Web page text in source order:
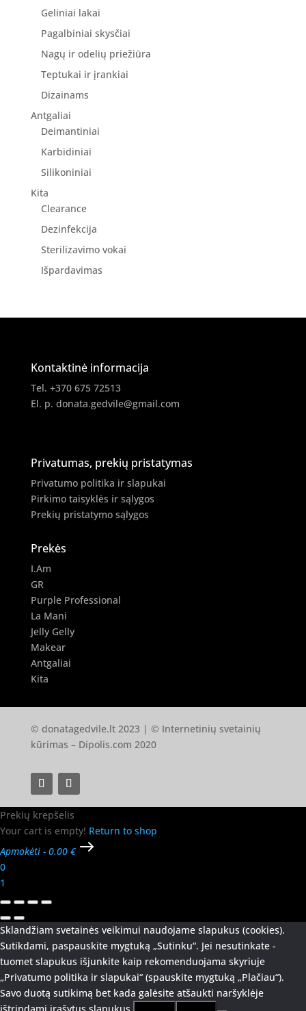
Geliniai lakai
Pagalbiniai skysčiai
Nagų ir odelių priežiūra
Teptukai ir įrankiai
Dizainams
Antgaliai
Deimantiniai
Karbidiniai
Silikoniniai
Kita
Clearance
Dezinfekcija
Sterilizavimo vokai
Išpardavimas
Kontaktinė informacija
Tel. +370 675 72513
El. p. donata.gedvile@gmail.com
Privatumas, prekių pristatymas
Privatumo politika ir slapukai
Pirkimo taisyklės ir sąlygos
Prekių pristatymo sąlygos
Prekės
I.Am
GR
Purple Professional
La Mani
Jelly Gelly
Makear
Antgaliai
Kita
© donatagedvile.lt 2023 | © Internetinių svetainių
kūrimas – Dipolis.com 2020
Prekių krepšelis
Your cart is empty! Return to shop
Apmokėti - 0.00 €
0
1
Sklandžiam svetainės veikimui naudojame slapukus (cookies).
Sutikdami, paspauskite mygtuką „Sutinku“. Jei nesutinkate -
tuomet slapukus išjunkite kaip rekomenduojama skyriuje
„Privatumo politika ir slapukai“ (spauskite mygtuką „Plačiau“).
Savo duotą sutikimą bet kada galėsite atšaukti naršyklėje